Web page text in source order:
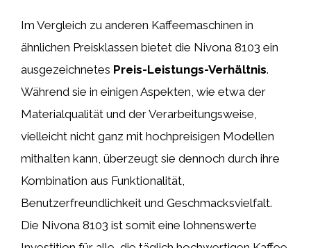
Im Vergleich zu anderen Kaffeemaschinen in
ähnlichen Preisklassen bietet die Nivona 8103 ein
ausgezeichnetes Preis-Leistungs-Verhältnis.
Während sie in einigen Aspekten, wie etwa der
Materialqualität und der Verarbeitungsweise,
vielleicht nicht ganz mit hochpreisigen Modellen
mithalten kann, überzeugt sie dennoch durch ihre
Kombination aus Funktionalität,
Benutzerfreundlichkeit und Geschmacksvielfalt.
Die Nivona 8103 ist somit eine lohnenswerte